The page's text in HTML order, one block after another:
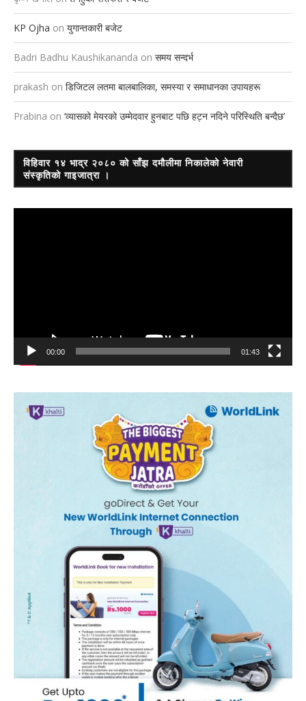
KP Ojha on युगान्तकारी बजेट
Badri Badhu Kaushikananda on समय सन्दर्भ
prakash on डिजिटल लतमा बालबालिका, समस्या र समाधानका उपायहरू
Prabina on ‘व्यासको मेयरको उम्मेदवार हुनबाट पछि हट्न नदिने परिस्थिति बन्दैछ’
विहिवार १४ भाद्र २०८० को साँझ दमौलीमा निकालेको नेवारी
संस्कृतिको गाइजात्रा ।
00:00 01:43